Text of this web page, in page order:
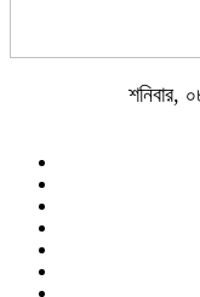
শনিবার,